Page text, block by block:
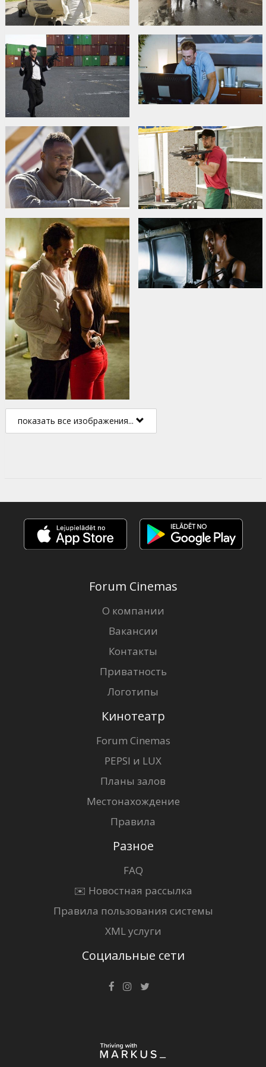
показать все изображения...
Forum Cinemas
О компании
Вакансии
Контакты
Приватность
Логотипы
Кинотеатр
Forum Cinemas
PEPSI и LUX
Планы залов
Местонахождение
Правила
Разное
FAQ
✉️ Новостная рассылка
Правила пользования системы
XML услуги
Социальные сети